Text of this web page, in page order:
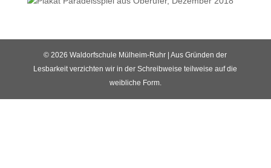
© 2026 Waldorfschule Mülheim-Ruhr | Aus Gründen der
Lesbarkeit verzichten wir in der Schreibweise teilweise auf die
weibliche Form.